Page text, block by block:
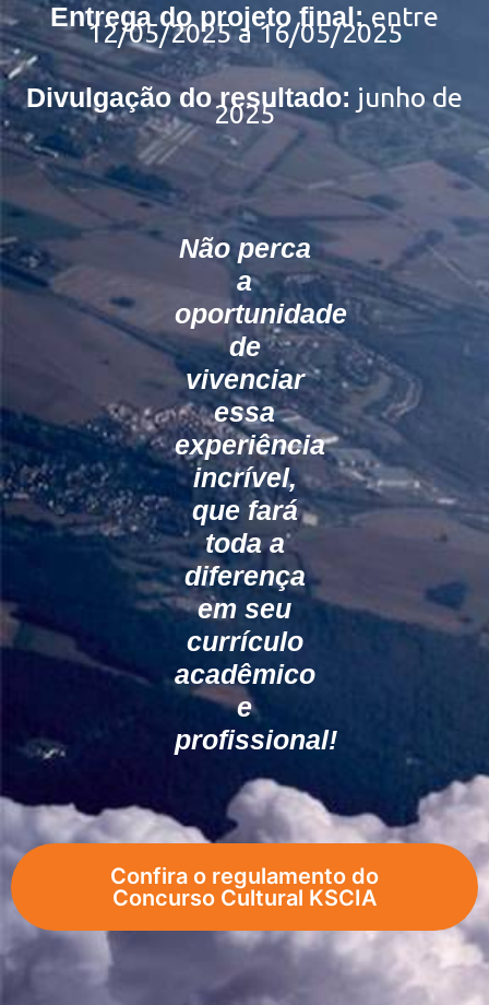
Entrega do projeto final:entre
12/05/2025 a 16/05/2025
Divulgação do resultado: junho de
2025
Não perca
a
oportunidade
de
vivenciar
essa
experiência
incrível,
que fará
toda a
diferença
em seu
currículo
acadêmico
e
profissional!
Confira o regulamento do
Concurso Cultural KSCIA